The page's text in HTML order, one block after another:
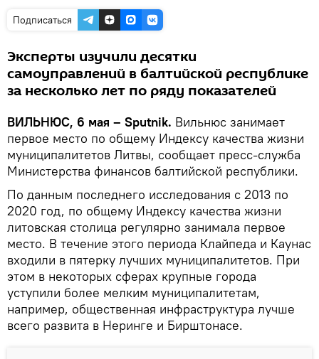
Подписаться
Эксперты изучили десятки
самоуправлений в балтийской республике
за несколько лет по ряду показателей
ВИЛЬНЮС, 6 мая – Sputnik. Вильнюс занимает
первое место по общему Индексу качества жизни
муниципалитетов Литвы, сообщает пресс-служба
Министерства финансов балтийской республики.
По данным последнего исследования с 2013 по
2020 год, по общему Индексу качества жизни
литовская столица регулярно занимала первое
место. В течение этого периода Клайпеда и Каунас
входили в пятерку лучших муниципалитетов. При
этом в некоторых сферах крупные города
уступили более мелким муниципалитетам,
например, общественная инфраструктура лучше
всего развита в Неринге и Бирштонасе.